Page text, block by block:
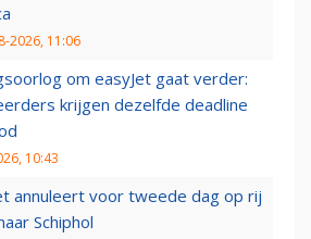
2026, 11:06
om easyJet gaat verder:
krijgen dezelfde deadline
10:43
annuleert voor tweede dag op rij
Schiphol